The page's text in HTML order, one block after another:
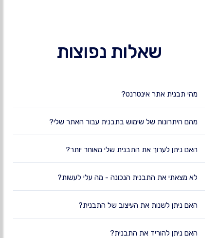
שאלות נפוצות
מהי תבנית אתר אינטרנט?
מהם היתרונות של שימוש בתבנית עבור האתר שלי?
האם ניתן לערוך את התבנית שלי מאוחר יותר?
לא מצאתי את התבנית הנכונה - מה עלי לעשות?
האם ניתן לשנות את העיצוב של התבנית?
האם ניתן להוריד את התבנית?